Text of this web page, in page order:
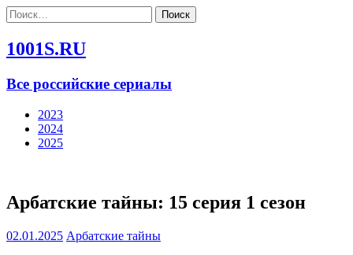
Найти:
1001S.RU
Все российские сериалы
2023
2024
2025
Арбатские тайны: 15 серия 1 сезон
02.01.2025 Арбатские тайны